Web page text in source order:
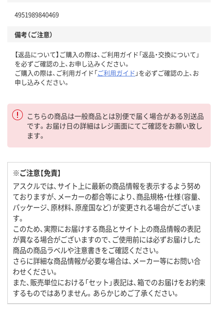
4951989840469
備考（ご注意）
【返品について】ご購入の際は、ご利用ガイド「返品・交換について」
を必ずご確認の上、お申し込みください。
ご購入の際は、ご利用ガイド「ご利用ガイド 」を必ずご確認の上、お
申し込みください。
こちらの商品は一般商品とは別便で届く場合がある別送品
です。お届け日の詳細はレジ画面にてご確認をお願い致し
ます。
※ご注意【免責】
アスクルでは、サイト上に最新の商品情報を表示するよう努め
ておりますが、メーカーの都合等により、商品規格・仕様（容量、
パッケージ、原材料、原産国など）が変更される場合がございま
す。
このため、実際にお届けする商品とサイト上の商品情報の表記
が異なる場合がございますので、ご使用前には必ずお届けした
商品の商品ラベルや注意書きをご確認ください。
さらに詳細な商品情報が必要な場合は、メーカー等にお問い合
わせください。
また、販売単位における「セット」表記は、箱でのお届けをお約束
するものではありません。あらかじめご了承ください。